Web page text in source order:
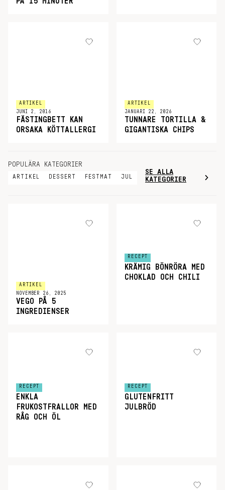
ARTIKEL
JUNI 2, 2016
FÄSTINGBETT KAN
ORSAKA KÖTTALLERGI
ARTIKEL
JANUARI 22, 2026
TUNNARE TORTILLA &
GIGANTISKA CHIPS
POPULÄRA KATEGORIER
ARTIKEL DESSERT FESTMAT JUL
SE ALLA
KATEGORIER
ARTIKEL
NOVEMBER 26, 2025
VEGO PÅ 5
INGREDIENSER
RECEPT
KRÄMIG BÖNRÖRA MED
CHOKLAD OCH CHILI
RECEPT
ENKLA
FRUKOSTFRALLOR MED
RÅG OCH ÖL
RECEPT
GLUTENFRITT
JULBRÖD